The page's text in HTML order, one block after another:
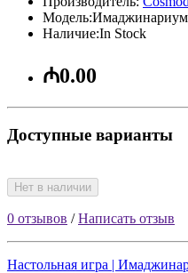
Наличие:In Stock
₼0.00
Доступные варианты
Нет в наличии
0 отзывов /Написать отзыв
Настольная игра |